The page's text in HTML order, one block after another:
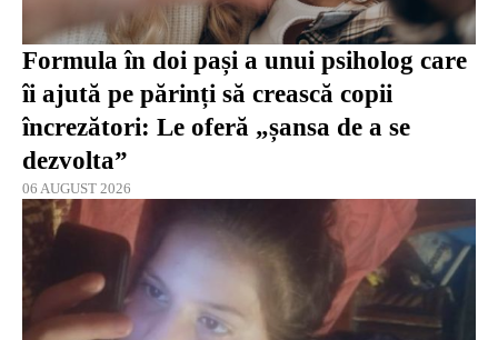
Formula în doi pași a unui psiholog care
îi ajută pe părinți să crească copii
încrezători: Le oferă „șansa de a se
dezvolta”
06 AUGUST 2026